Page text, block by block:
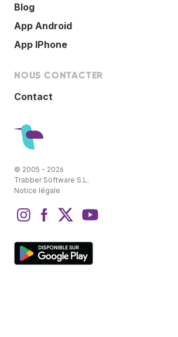
Blog
App Android
App IPhone
NOUS CONTACTER
Contact
© 2005 - 2026
Trabber Software S.L.
Notice légale